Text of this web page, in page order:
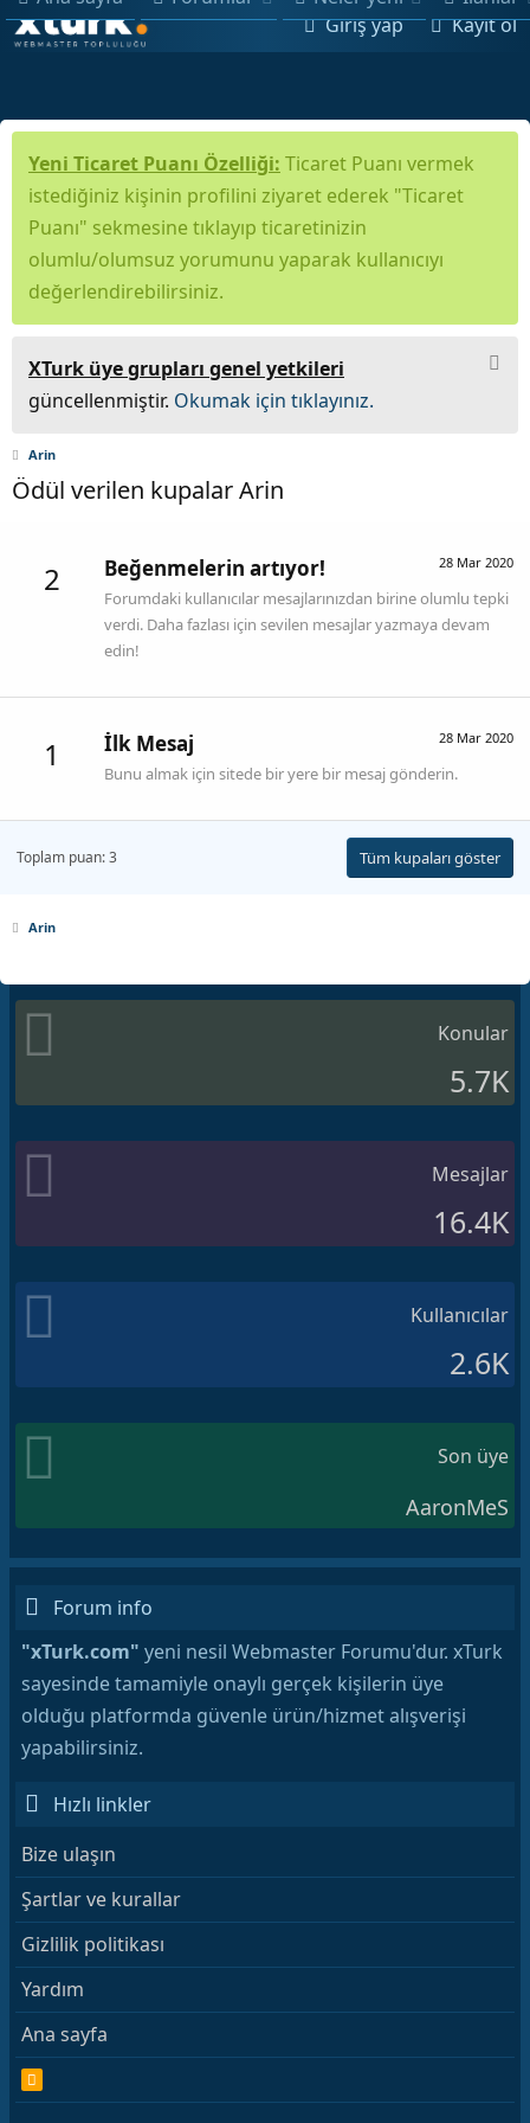
Giriş yap Kayıt ol
Yeni Ticaret Puanı Özelliği: Ticaret Puanı vermek
istediğiniz kişinin profilini ziyaret ederek "Ticaret
Puanı" sekmesine tıklayıp ticaretinizin
olumlu/olumsuz yorumunu yaparak kullanıcıyı
değerlendirebilirsiniz.
XTurk üye grupları genel yetkileri
güncellenmiştir. Okumak için tıklayınız.
Arin
Ödül verilen kupalar Arin
2 28 Mar 2020
Beğenmelerin artıyor!
Forumdaki kullanıcılar mesajlarınızdan birine olumlu tepki
verdi. Daha fazlası için sevilen mesajlar yazmaya devam
edin!
1 28 Mar 2020
İlk Mesaj
Bunu almak için sitede bir yere bir mesaj gönderin.
Toplam puan: 3 Tüm kupaları göster
Arin
Konular
5.7K
Mesajlar
16.4K
Kullanıcılar
2.6K
Son üye
AaronMeS
Forum info
"xTurk.com" yeni nesil Webmaster Forumu'dur. xTurk
sayesinde tamamiyle onaylı gerçek kişilerin üye
olduğu platformda güvenle ürün/hizmet alışverişi
yapabilirsiniz.
Hızlı linkler
Bize ulaşın
Şartlar ve kurallar
Gizlilik politikası
Yardım
Ana sayfa
R
S